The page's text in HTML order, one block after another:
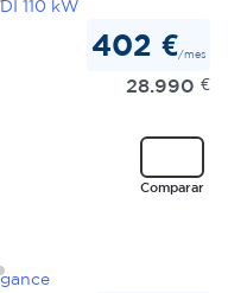
402 €/mes
28.990 €
Comparar